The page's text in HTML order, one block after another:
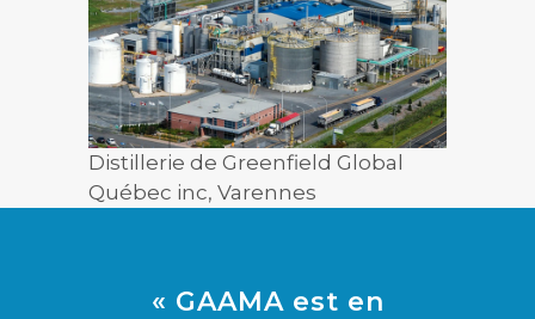
Distillerie de Greenfield Global
Québec inc, Varennes
« GAAMA est en